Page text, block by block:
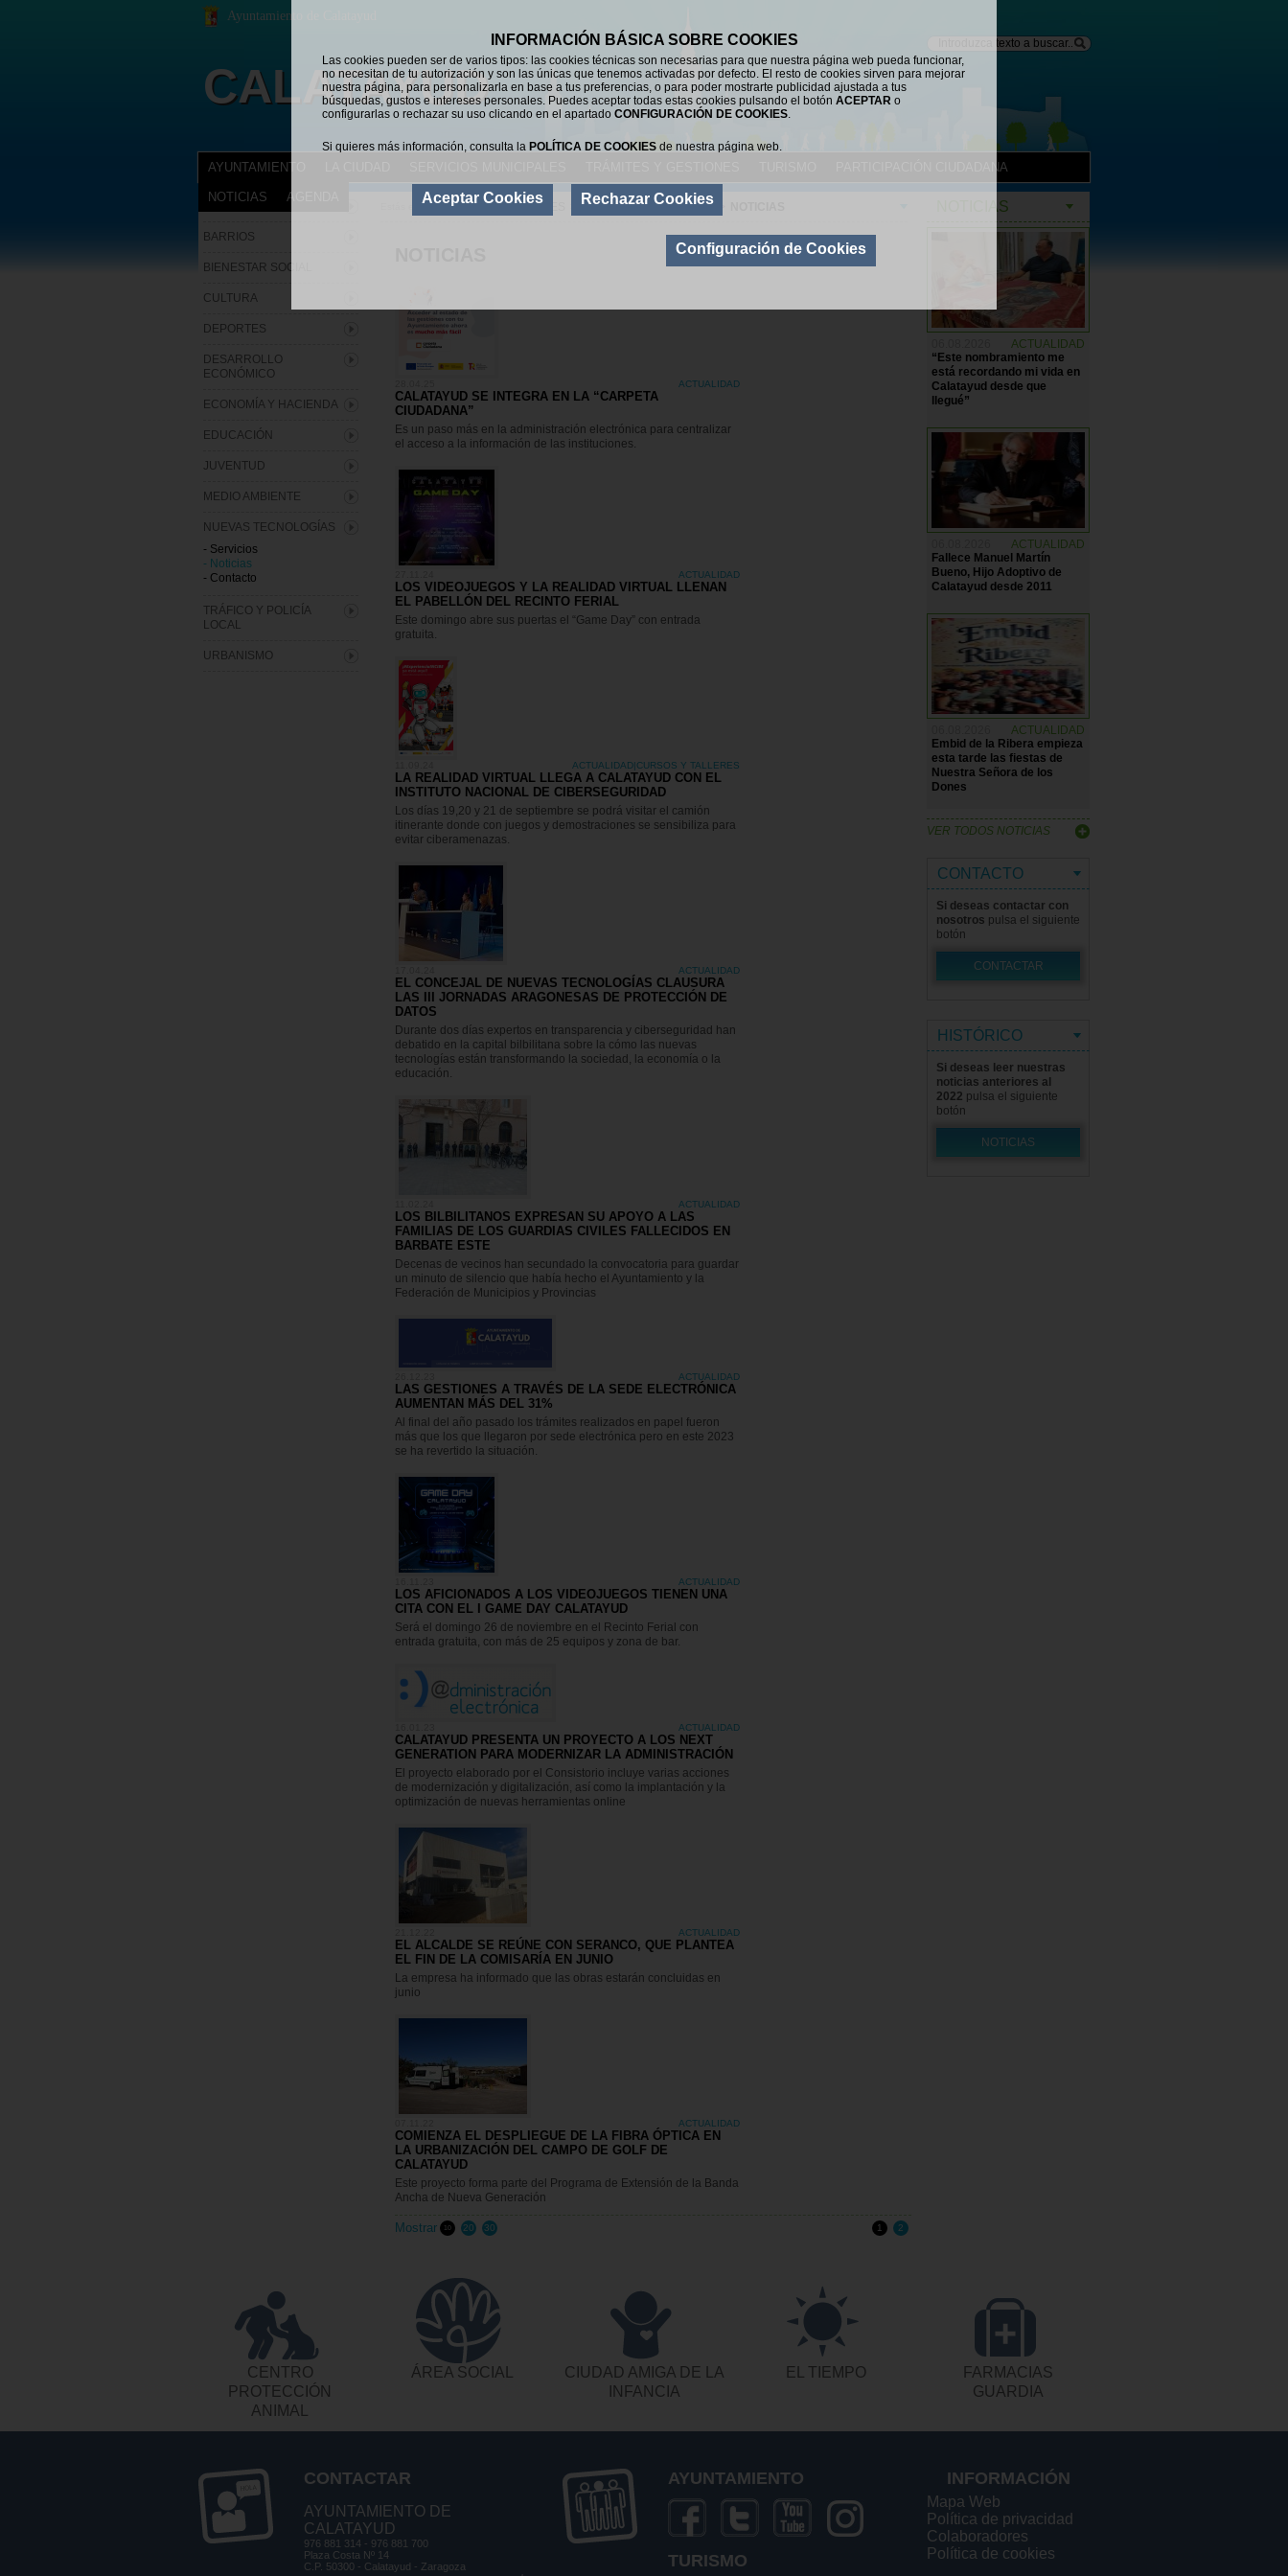
INFORMACIÓN BÁSICA SOBRE COOKIES
Las cookies pueden ser de varios tipos: las cookies técnicas son necesarias para que nuestra página web pueda funcionar,
no necesitan de tu autorización y son las únicas que tenemos activadas por defecto. El resto de cookies sirven para mejorar
nuestra página, para personalizarla en base a tus preferencias, o para poder mostrarte publicidad ajustada a tus
búsquedas, gustos e intereses personales. Puedes aceptar todas estas cookies pulsando el botón ACEPTAR o
configurarlas o rechazar su uso clicando en el apartado CONFIGURACIÓN DE COOKIES.
Si quieres más información, consulta la POLÍTICA DE COOKIES de nuestra página web.
Aceptar Cookies Rechazar Cookies
Configuración de Cookies
ACTUALIDAD
CALATAYUD SE INTEGRA EN LA “CARPETA
CIUDADANA”
Es un paso más en la administración electrónica para centralizar
el acceso a la información de las instituciones.
ACTUALIDAD
LOS VIDEOJUEGOS Y LA REALIDAD VIRTUAL LLENAN
EL PABELLÓN DEL RECINTO FERIAL
Este domingo abre sus puertas el “Game Day” con entrada
gratuita.
CURSOS Y TALLERES
|
ACTUALIDAD
LA REALIDAD VIRTUAL LLEGA A CALATAYUD CON EL
INSTITUTO NACIONAL DE CIBERSEGURIDAD
Los días 19,20 y 21 de septiembre se podrá visitar el camión
itinerante donde con juegos y demostraciones se sensibiliza para
evitar ciberamenazas.
ACTUALIDAD
EL CONCEJAL DE NUEVAS TECNOLOGÍAS CLAUSURA
LAS III JORNADAS ARAGONESAS DE PROTECCIÓN DE
DATOS
Durante dos días expertos en transparencia y ciberseguridad han
debatido en la capital bilbilitana sobre la cómo las nuevas
tecnologías están transformando la sociedad, la economía o la
educación.
ACTUALIDAD
LOS BILBILITANOS EXPRESAN SU APOYO A LAS
FAMILIAS DE LOS GUARDIAS CIVILES FALLECIDOS EN
BARBATE ESTE
Decenas de vecinos han secundado la convocatoria para guardar
un minuto de silencio que había hecho el Ayuntamiento y la
Federación de Municipios y Provincias
ACTUALIDAD
LAS GESTIONES A TRAVÉS DE LA SEDE ELECTRÓNICA
AUMENTAN MÁS DEL 31%
Al final del año pasado los trámites realizados en papel fueron
más que los que llegaron por sede electrónica pero en este 2023
se ha revertido la situación.
ACTUALIDAD
LOS AFICIONADOS A LOS VIDEOJUEGOS TIENEN UNA
CITA CON EL I GAME DAY CALATAYUD
Será el domingo 26 de noviembre en el Recinto Ferial con
entrada gratuita, con más de 25 equipos y zona de bar.
ACTUALIDAD
CALATAYUD PRESENTA UN PROYECTO A LOS NEXT
GENERATION PARA MODERNIZAR LA ADMINISTRACIÓN
El proyecto elaborado por el Consistorio incluye varias acciones
de modernización y digitalización, así como la implantación y la
optimización de nuevas herramientas online
ACTUALIDAD
EL ALCALDE SE REÚNE CON SERANCO, QUE PLANTEA
EL FIN DE LA COMISARÍA EN JUNIO
La empresa ha informado que las obras estarán concluidas en
junio
ACTUALIDAD
COMIENZA EL DESPLIEGUE DE LA FIBRA ÓPTICA EN
LA URBANIZACIÓN DEL CAMPO DE GOLF DE
CALATAYUD
Este proyecto forma parte del Programa de Extensión de la Banda
Ancha de Nueva Generación
Mostrar 10 20 30 1 2
Estás en:SERVICIOS MUNICIPALES NUEVAS TECNOLOGÍAS
BARRIOS
BIENESTAR SOCIAL
CULTURA
DEPORTES
DESARROLLO
ECONÓMICO
ECONOMÍA Y HACIENDA
EDUCACIÓN
JUVENTUD
MEDIO AMBIENTE
NUEVAS TECNOLOGÍAS
- Servicios
- Noticias
- Contacto
TRÁFICO Y POLICÍA
LOCAL
URBANISMO
NOTICIAS
ACTUALIDAD
“Este nombramiento me
está recordando mi vida en
Calatayud desde que
llegué”
ACTUALIDAD
Fallece Manuel Martín
Bueno, Hijo Adoptivo de
Calatayud desde 2011
ACTUALIDAD
Embid de la Ribera empieza
esta tarde las fiestas de
Nuestra Señora de los
Dones
VER TODOS NOTICIAS
CONTACTO
Si deseas contactar con
nosotros pulsa el siguiente
botón
CONTACTAR
HISTÓRICO
Si deseas leer nuestras
noticias anteriores al
2022 pulsa el siguiente
botón
NOTICIAS
AYUNTAMIENTO PARTICIPACIÓN CIUDADANA
NOTICIAS AGENDA
Ayuntamiento de Calatayud
CALATAYUD
CENTRO
PROTECCIÓN
ANIMAL
ÁREA SOCIAL
CIUDAD AMIGA DE LA
INFANCIA
EL TIEMPO
FARMACIAS
GUARDIA
CONTACTAR
AYUNTAMIENTO DE
CALATAYUD
976 881 314 - 976 881 700
Plaza Costa Nº 14
C.P. 50300 - Calatayud - Zaragoza
AYUNTAMIENTO
TURISMO
INFORMACIÓN
Mapa Web
Política de privacidad
Colaboradores
Política de cookies